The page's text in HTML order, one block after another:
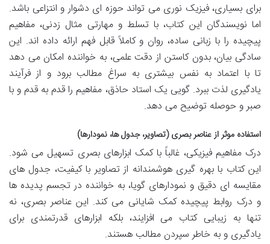
برای بسیاری، فیزیک نوری می تواند حوزه ای دشوار و انتزاعی باشد.
اما نویسندگان این کتاب، با تسلط و مهارتی مثال زدنی، مفاهیم
پیچیده را با زبانی ساده، روان و کاملاً قابل فهم ارائه داده اند. این
سادگی بیان، بدون کاستن از دقت علمی، به خواننده امکان می دهد
تا با اعتماد به نفس بیشتری به سراغ مطالب برود و از فرآیند
یادگیری لذت ببرد. گویی یک استاد حاذق، مفاهیم را قدم به قدم و با
صبر و حوصله توضیح می دهد.
استفاده موثر از عناصر بصری (تصاویر، جدول ها، نمودارها)
درک مفاهیم فیزیکی، غالباً با کمک ابزارهای بصری تسهیل می شود.
این کتاب با بهره گیری هوشمندانه از تصاویر با کیفیت، جدول های
مقایسه ای دقیق و نمودارهای گویا، به خواننده در تجسم پدیده ها
و درک روابط پیچیده کمک شایانی می کند. این عناصر بصری، نه
تنها به زیبایی کتاب می افزایند، بلکه ابزارهای قدرتمندی برای
یادگیری و به خاطر سپردن مطالب هستند.